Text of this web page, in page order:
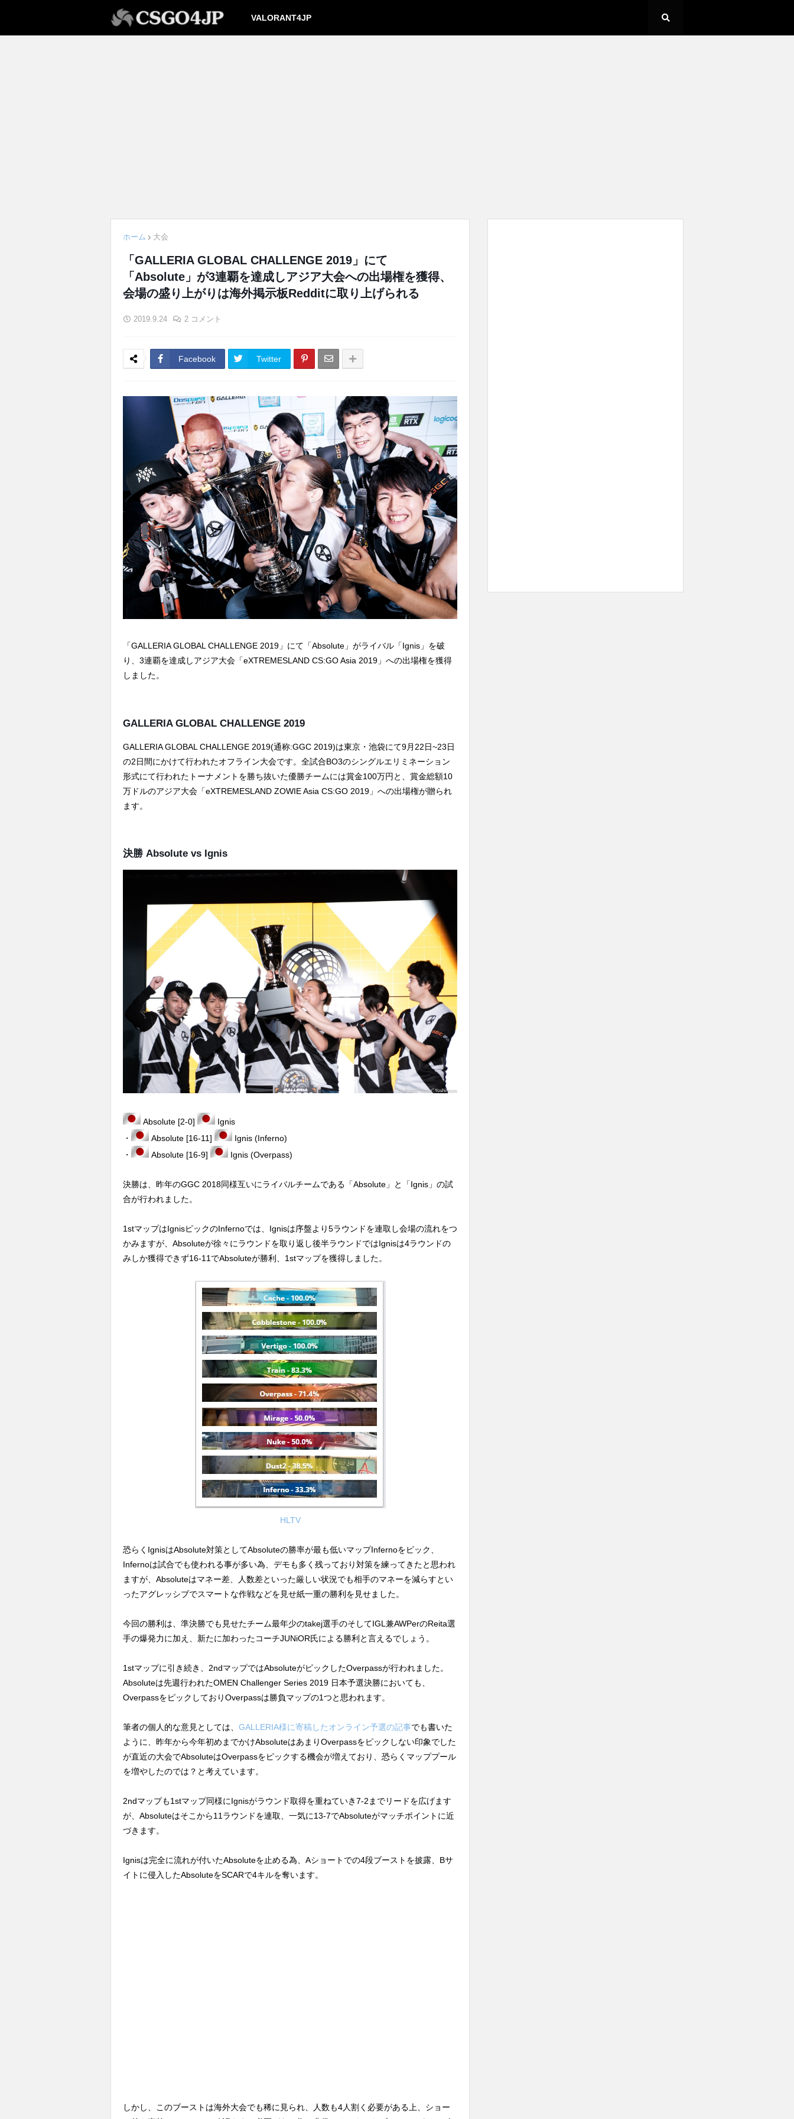
VALORANT4JP
ホーム 大会
「GALLERIA GLOBAL CHALLENGE 2019」にて
「Absolute」が3連覇を達成しアジア大会への出場権を獲得、
会場の盛り上がりは海外掲示板Redditに取り上げられる
2019.9.24 2 コメント
Facebook Twitter
「GALLERIA GLOBAL CHALLENGE 2019」にて「Absolute」がライバル「Ignis」を破
り、3連覇を達成しアジア大会「eXTREMESLAND CS:GO Asia 2019」への出場権を獲得
しました。
GALLERIA GLOBAL CHALLENGE 2019
GALLERIA GLOBAL CHALLENGE 2019(通称:GGC 2019)は東京・池袋にて9月22日~23日
の2日間にかけて行われたオフライン大会です。全試合BO3のシングルエリミネーション
形式にて行われたトーナメントを勝ち抜いた優勝チームには賞金100万円と、賞金総額10
万ドルのアジア大会「eXTREMESLAND ZOWIE Asia CS:GO 2019」への出場権が贈られ
ます。
決勝 Absolute vs Ignis
Absolute [2-0]
Ignis
・
Absolute [16-11]
Ignis (Inferno)
・
Absolute [16-9] Ignis (Overpass)
決勝は、昨年のGGC 2018同様互いにライバルチームである「Absolute」と「Ignis」の試
合が行われました。
1stマップはIgnisピックのInfernoでは、Ignisは序盤より5ラウンドを連取し会場の流れをつ
かみますが、Absoluteが徐々にラウンドを取り返し後半ラウンドではIgnisは4ラウンドの
みしか獲得できず16-11でAbsoluteが勝利、1stマップを獲得しました。
HLTV
恐らくIgnisはAbsolute対策としてAbsoluteの勝率が最も低いマップInfernoをピック、
Infernoは試合でも使われる事が多い為、デモも多く残っており対策を練ってきたと思われ
ますが、Absoluteはマネー差、人数差といった厳しい状況でも相手のマネーを減らすとい
ったアグレッシブでスマートな作戦などを見せ紙一重の勝利を見せました。
今回の勝利は、準決勝でも見せたチーム最年少のtakej選手のそしてIGL兼AWPerのReita選
手の爆発力に加え、新たに加わったコーチJUNiOR氏による勝利と言えるでしょう。
1stマップに引き続き、2ndマップではAbsoluteがピックしたOverpassが行われました。
Absoluteは先週行われたOMEN Challenger Series 2019 日本予選決勝においても、
OverpassをピックしておりOverpassは勝負マップの1つと思われます。
筆者の個人的な意見としては、 GALLERIA様に寄稿したオンライン予選の記事でも書いた
ように、昨年から今年初めまでかけAbsoluteはあまりOverpassをピックしない印象でした
が直近の大会でAbsoluteはOverpassをピックする機会が増えており、恐らくマッププール
を増やしたのでは？と考えています。
2ndマップも1stマップ同様にIgnisがラウンド取得を重ねていき7-2までリードを広げます
が、Absoluteはそこから11ラウンドを連取、一気に13-7でAbsoluteがマッチポイントに近
づきます。
Ignisは完全に流れが付いたAbsoluteを止める為、Aショートでの4段ブーストを披露、Bサ
イトに侵入したAbsoluteをSCARで4キルを奪います。
しかし、このブーストは海外大会でも稀に見られ、人数も4人割く必要がある上、ショー